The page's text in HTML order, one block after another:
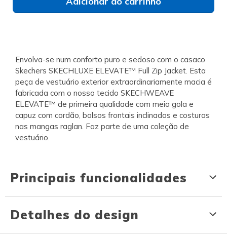
Envolva-se num conforto puro e sedoso com o casaco
Skechers SKECHLUXE ELEVATE™ Full Zip Jacket. Esta
peça de vestuário exterior extraordinariamente macia é
fabricada com o nosso tecido SKECHWEAVE
ELEVATE™ de primeira qualidade com meia gola e
capuz com cordão, bolsos frontais inclinados e costuras
nas mangas raglan. Faz parte de uma coleção de
vestuário.
Principais funcionalidades
Detalhes do design